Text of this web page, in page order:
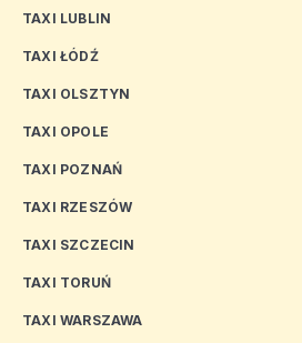
TAXI LUBLIN
TAXI ŁÓDŹ
TAXI OLSZTYN
TAXI OPOLE
TAXI POZNAŃ
TAXI RZESZÓW
TAXI SZCZECIN
TAXI TORUŃ
TAXI WARSZAWA